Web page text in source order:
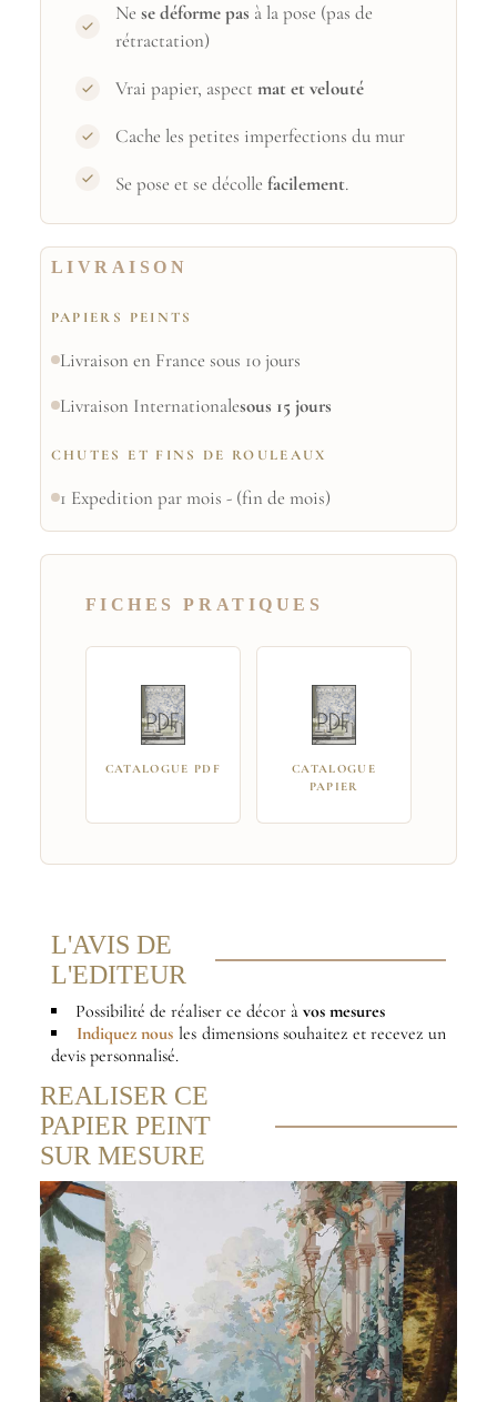
Nese déforme pas à la pose (pas de
rétractation)
Vrai papier, aspectmat et velouté
Cache les petites imperfections du mur
Se pose et se décollefacilement.
LIVRAISON
PAPIERS PEINTS
Livraison en France sous 10 jours
Livraison Internationalesous 15 jours
CHUTES ET FINS DE ROULEAUX
1 Expedition par mois - (fin de mois)
FICHES PRATIQUES
CATALOGUE PDF
CATALOGUE
PAPIER
L'AVIS DE
L'EDITEUR
Possibilité de réaliser ce décor à vos mesures
Indiquez nous les dimensions souhaitez et recevez un
devis personnalisé.
REALISER CE
PAPIER PEINT
SUR MESURE